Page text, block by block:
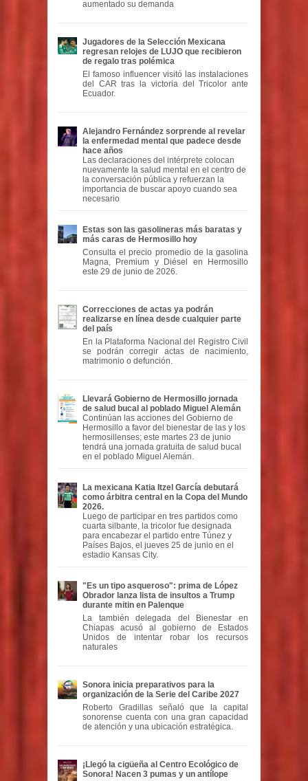
aumentado su demanda
Jugadores de la Selección Mexicana
regresan relojes de LUJO que recibieron
de regalo tras polémica
El famoso influencer visitó las instalaciones
del CAR tras la victoria del Tricolor ante
Ecuador.
Alejandro Fernández sorprende al revelar
la enfermedad mental que padece desde
hace años
Las declaraciones del intérprete colocan
nuevamente la salud mental en el centro de
la conversación pública y refuerzan la
importancia de buscar apoyo cuando sea
necesario
Estas son las gasolineras más baratas y
más caras de Hermosillo hoy
Consulta el precio promedio de la gasolina
Magna, Premium y Diésel en Hermosillo
este 29 de junio de 2026.
Correcciones de actas ya podrán
realizarse en línea desde cualquier parte
del país
En la Plataforma Nacional del Registro Civil
se podrán corregir actas de nacimiento,
matrimonio o defunción.
Llevará Gobierno de Hermosillo jornada
de salud bucal al poblado Miguel Alemán
Continúan las acciones del Gobierno de
Hermosillo a favor del bienestar de las y los
hermosillenses; este martes 23 de junio
tendrá una jornada gratuita de salud bucal
en el poblado Miguel Alemán.
La mexicana Katia Itzel García debutará
como árbitra central en la Copa del Mundo
2026.
Luego de participar en tres partidos como
cuarta silbante, la tricolor fue designada
para encabezar el partido entre Túnez y
Países Bajos, el jueves 25 de junio en el
estadio Kansas City.
"Es un tipo asqueroso": prima de López
Obrador lanza lista de insultos a Trump
durante mitin en Palenque
La también delegada del Bienestar en
Chiapas acusó al gobierno de Estados
Unidos de intentar robar los recursos
naturales
Sonora inicia preparativos para la
organización de la Serie del Caribe 2027
Roberto Gradillas señaló que la capital
sonorense cuenta con una gran capacidad
de atención y una ubicación estratégica.
¡Llegó la cigüeña al Centro Ecológico de
Sonora! Nacen 3 pumas y un antílope